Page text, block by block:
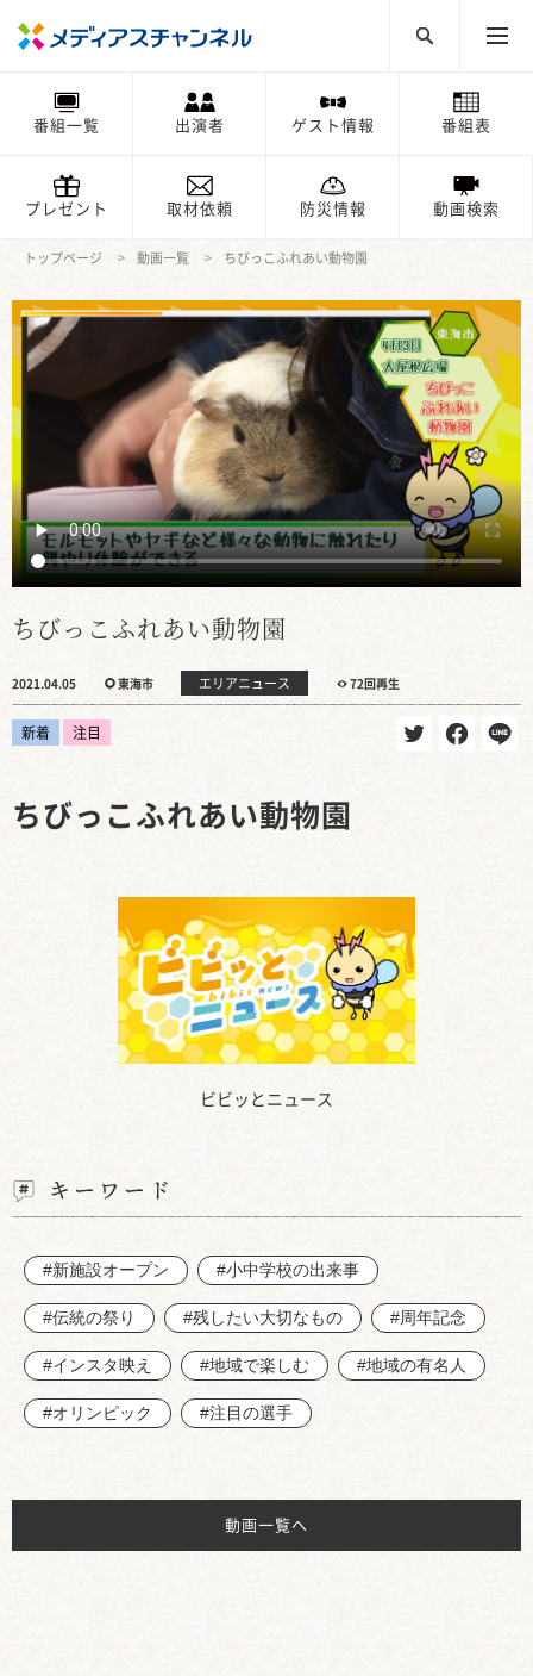
番組一覧 出演者 ゲスト情報 番組表
プレゼント 取材依頼 防災情報 動画検索
トップページ 動画一覧 ちびっこふれあい動物園
ちびっこふれあい動物園
2021.04.05 東海市 エリアニュース 72回再生
新着 注目
ビビッとニュース
ちびっこふれあい動物園
キーワード
#新施設オープン #小中学校の出来事
#伝統の祭り #残したい大切なもの #周年記念
#インスタ映え #地域で楽しむ #地域の有名人
#オリンピック #注目の選手
動画一覧へ